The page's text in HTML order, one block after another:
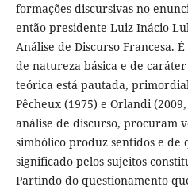
formações discursivas no
então presidente Luiz Inácio
Análise de Discurso Francesa.
de natureza básica e de
teórica está pautada,
Pêcheux (1975) e Orlandi
análise de discurso, procuram
simbólico produz sentidos e de
significado pelos sujeitos
Partindo do questionamento